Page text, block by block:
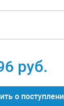
руб.
о